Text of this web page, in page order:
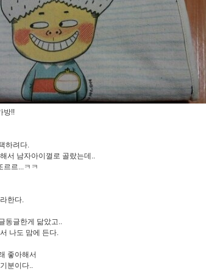
방!!
하려다.
서 남자아이껄로 골랐는데..
르르...ㅋㅋ
한다.
동글한게 닮았고..
나도 맘에 든다.
좋아해서
분이다..